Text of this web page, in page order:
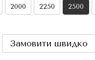
2000 2250 2500
Замовити швидко